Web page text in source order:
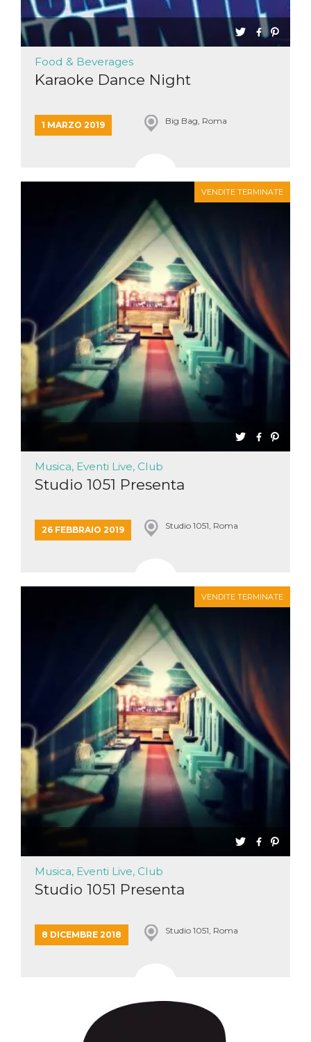
Food & Beverages
Karaoke Dance Night
1 MARZO 2019 Big Bag, Roma
VENDITE TERMINATE
Musica, Eventi Live, Club
Studio 1051 Presenta
26 FEBBRAIO 2019 Studio 1051, Roma
VENDITE TERMINATE
Musica, Eventi Live, Club
Studio 1051 Presenta
8 DICEMBRE 2018 Studio 1051, Roma